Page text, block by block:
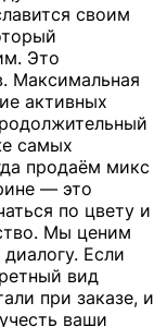
своим
Это
Максимальная
активных
самых
продаём микс
— это
по цвету и
Мы ценим
Если
вид
при заказе, и
ваши